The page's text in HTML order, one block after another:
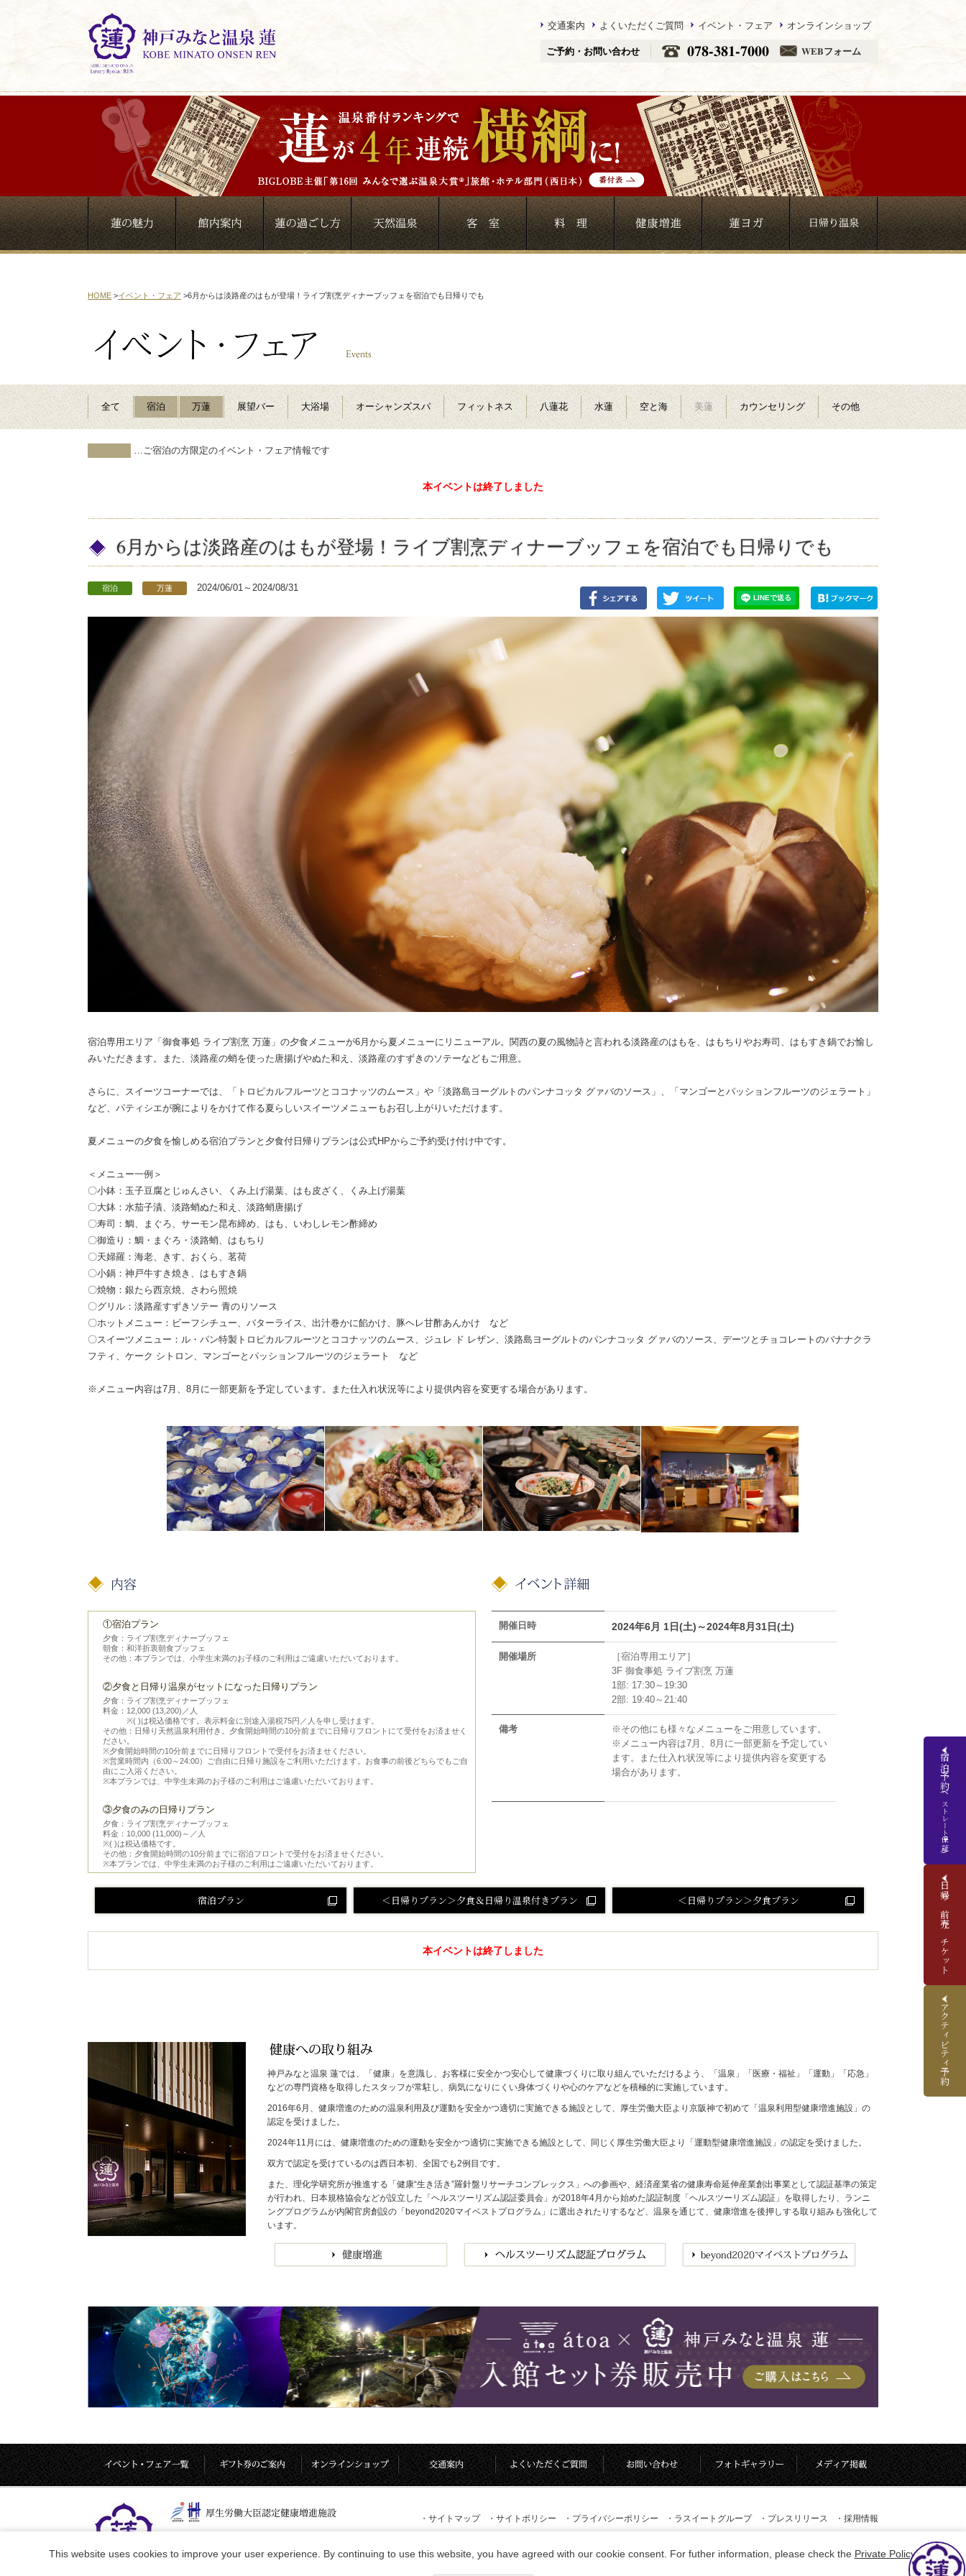
交通案内 よくいただくご質問 イベント・フェア オンラインショップ
ご予約・お問い合わせ 078-381-7000 WEBフォーム
宿泊予約
(ベストレート保証)
日帰り前売りチケット
アクティビティ予約
HOME >イベント・フェア >6月からは淡路産のはもが登場！ライブ割烹ディナーブッフェを宿泊でも日帰りでも
全て 宿泊 万蓮 展望バー 大浴場 オーシャンズスパ フィットネス 八蓮花 水蓮 空と海 美蓮 カウンセリング その他
…ご宿泊の方限定のイベント・フェア情報です
本イベントは終了しました
6月からは淡路産のはもが登場！ライブ割烹ディナーブッフェを宿泊でも日帰りでも
宿泊 万蓮 2024/06/01～2024/08/31
宿泊専用エリア「御食事処 ライブ割烹 万蓮」の夕食メニューが6月から夏メニューにリニューアル。関西の夏の風物詩と言われる淡路産のはもを、はもちりやお寿司、はもすき鍋でお愉し
みいただきます。また、淡路産の蛸を使った唐揚げやぬた和え、淡路産のすずきのソテーなどもご用意。
さらに、スイーツコーナーでは、「トロピカルフルーツとココナッツのムース」や「淡路島ヨーグルトのパンナコッタ グァバのソース」、「マンゴーとパッションフルーツのジェラート」
など、パティシエが腕によりをかけて作る夏らしいスイーツメニューもお召し上がりいただけます。
夏メニューの夕食を愉しめる宿泊プランと夕食付日帰りプランは公式HPからご予約受け付け中です。
＜メニュー一例＞
〇小鉢：玉子豆腐とじゅんさい、くみ上げ湯葉、はも皮ざく、くみ上げ湯葉
〇大鉢：水茄子漬、淡路蛸ぬた和え、淡路蛸唐揚げ
〇寿司：鯛、まぐろ、サーモン昆布締め、はも、いわしレモン酢締め
〇御造り：鯛・まぐろ・淡路蛸、はもちり
〇天婦羅：海老、きす、おくら、茗荷
〇小鍋：神戸牛すき焼き、はもすき鍋
〇焼物：銀たら西京焼、さわら照焼
〇グリル：淡路産すずきソテー 青のりソース
〇ホットメニュー：ビーフシチュー、バターライス、出汁巻かに餡かけ、豚ヘレ甘酢あんかけ など
〇スイーツメニュー：ル・パン特製トロピカルフルーツとココナッツのムース、ジュレ ド レザン、淡路島ヨーグルトのパンナコッタ グァバのソース、デーツとチョコレートのバナナクラ
フティ、ケーク シトロン、マンゴーとパッションフルーツのジェラート など
※メニュー内容は7月、8月に一部更新を予定しています。また仕入れ状況等により提供内容を変更する場合があります。
①宿泊プラン
夕食：ライブ割烹ディナーブッフェ
朝食：和洋折衷朝食ブッフェ
その他：本プランでは、小学生未満のお子様のご利用はご遠慮いただいております。
②夕食と日帰り温泉がセットになった日帰りプラン
夕食：ライブ割烹ディナーブッフェ
料金：12,000 (13,200)／人
※( )は税込価格です。表示料金に別途入湯税75円／人を申し受けます。
その他：日帰り天然温泉利用付き。夕食開始時間の10分前までに日帰りフロントにて受付をお済ませく
ださい。
※夕食開始時間の10分前までに日帰りフロントで受付をお済ませください。
※営業時間内（6:00～24:00）ご自由に日帰り施設をご利用いただけます。お食事の前後どちらでもご自
由にご入浴ください。
※本プランでは、中学生未満のお子様のご利用はご遠慮いただいております。
③夕食のみの日帰りプラン
夕食：ライブ割烹ディナーブッフェ
料金：10,000 (11,000)～／人
※( )は税込価格です。
その他：夕食開始時間の10分前までに宿泊フロントで受付をお済ませください。
※本プランでは、中学生未満のお子様のご利用はご遠慮いただいております。
開催日時 2024年6月 1日(土)～2024年8月31日(土)
開催場所
［宿泊専用エリア］
3F 御食事処 ライブ割烹 万蓮
1部: 17:30～19:30
2部: 19:40～21:40
備考
※その他にも様々なメニューをご用意しています。
※メニュー内容は7月、8月に一部更新を予定してい
ます。また仕入れ状況等により提供内容を変更する
場合があります。
宿泊プラン ＜日帰りプラン＞夕食＆日帰り温泉付きプラン ＜日帰りプラン＞夕食プラン
本イベントは終了しました
神戸みなと温泉 蓮では、「健康」を意識し、お客様に安全かつ安心して健康づくりに取り組んでいただけるよう、「温泉」「医療・福祉」「運動」「応急」
などの専門資格を取得したスタッフが常駐し、病気になりにくい身体づくりや心のケアなどを積極的に実施しています。
2016年6月、健康増進のための温泉利用及び運動を安全かつ適切に実施できる施設として、厚生労働大臣より京阪神で初めて「温泉利用型健康増進施設」の
認定を受けました。
2024年11月には、健康増進のための運動を安全かつ適切に実施できる施設として、同じく厚生労働大臣より「運動型健康増進施設」の認定を受けました。
双方で認定を受けているのは西日本初、全国でも2例目です。
また、理化学研究所が推進する「健康“生き活き”羅針盤リサーチコンプレックス」への参画や、経済産業省の健康寿命延伸産業創出事業として認証基準の策定
が行われ、日本規格協会などが設立した「ヘルスツーリズム認証委員会」が2018年4月から始めた認証制度「ヘルスツーリズム認証」を取得したり、ランニ
ングプログラムが内閣官房創設の「beyond2020マイベストプログラム」に選出されたりするなど、温泉を通じて、健康増進を後押しする取り組みも強化して
います。
・ サイトマップ ・ サイトポリシー ・ プライバシーポリシー ・ ラスイートグループ ・ プレスリリース ・ 採用情報
This website uses cookies to improve your user experience. By continuing to use this website, you have agreed with our cookie consent. For futher information, please check the Private Policy.